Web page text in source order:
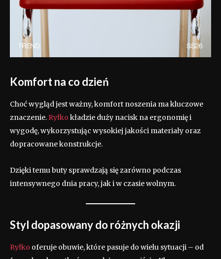
Komfort na co dzień
Choć wygląd jest ważny, komfort noszenia ma kluczowe
znaczenie. Ryłko kładzie duży nacisk na ergonomię i
wygodę, wykorzystując wysokiej jakości materiały oraz
dopracowane konstrukcje.
Dzięki temu buty sprawdzają się zarówno podczas
intensywnego dnia pracy, jak i w czasie wolnym.
Styl dopasowany do różnych okazji
Ryłko oferuje obuwie, które pasuje do wielu sytuacji – od